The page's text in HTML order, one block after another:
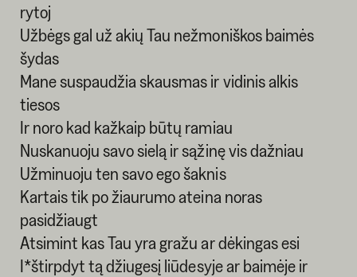
rytoj
Užbėgs gal už akių Tau nežmoniškos baimės
šydas
Mane suspaudžia skausmas ir vidinis alkis
tiesos
Ir noro kad kažkaip būtų ramiau
Nuskanuoju savo sielą ir sąžinę vis dažniau
Užminuoju ten savo ego šaknis
Kartais tik po žiaurumo ateina noras
pasidžiaugt
Atsimint kas Tau yra gražu ar dėkingas esi
I*štirpdyt tą džiugesį liūdesyje ar baimėje ir